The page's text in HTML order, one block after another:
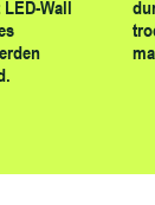
Wall